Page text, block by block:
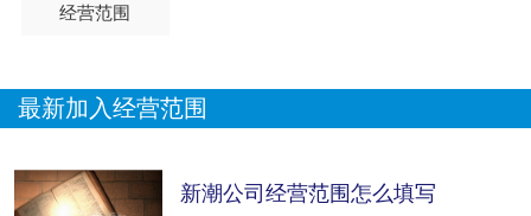
经营范围
最新加入经营范围
新潮公司经营范围怎么填写